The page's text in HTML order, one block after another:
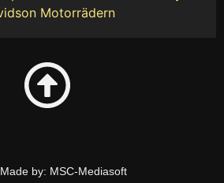
Made by: MSC-Mediasoft